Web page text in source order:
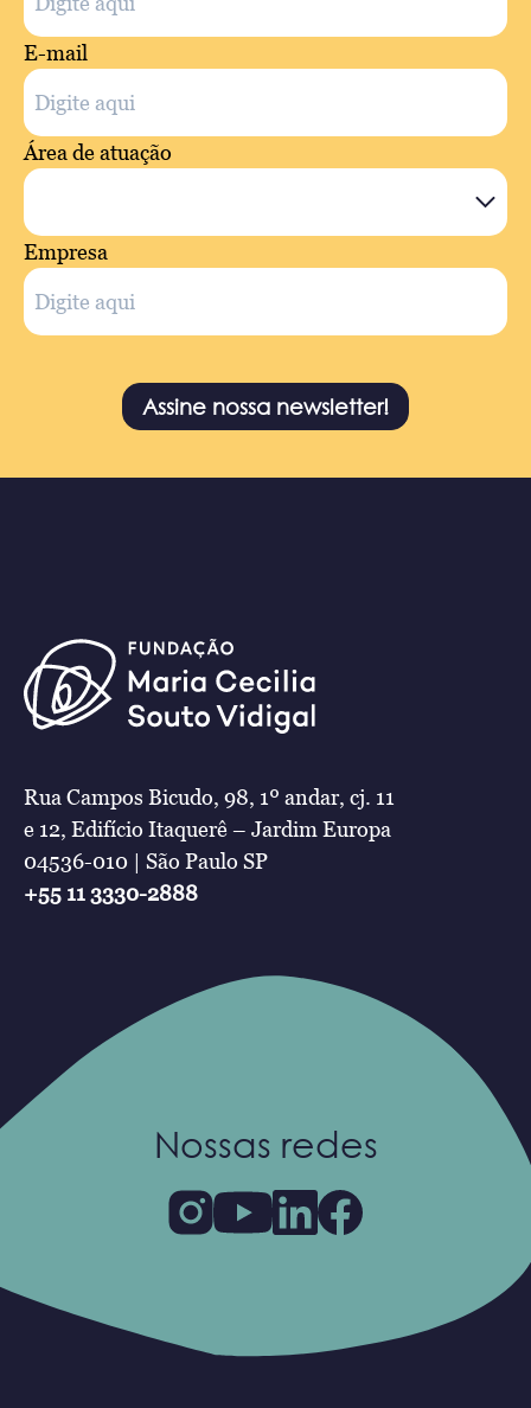
E-mail
Área de atuação
Empresa
Assine nossa newsletter!
Rua Campos Bicudo, 98, 1º andar, cj. 11
e 12, Edifício Itaquerê – Jardim Europa
04536-010 | São Paulo SP
+55 11 3330-2888
Nossas redes